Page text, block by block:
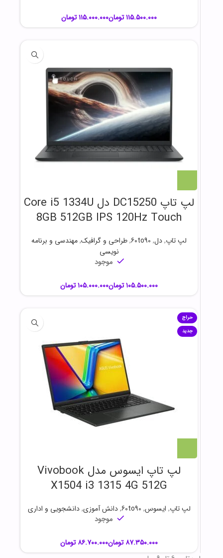
تومان تومان
لپ تاپ DC15250 دل Core i5 1334U
8GB 512GB IPS 120Hz Touch
لپ تاپ,دل,
60to90
,طراحی و گرافیک,مهندسی و برنامه
نویسی
موجود
تومان تومان
حراج
جدید
لپ تاپ ایسوس مدل Vivobook
X1504 i3 1315 4G 512G
لپ تاپ, ایسوس,
60to90
,دانش آموزی,دانشجویی و اداری
موجود
تومان
تومان